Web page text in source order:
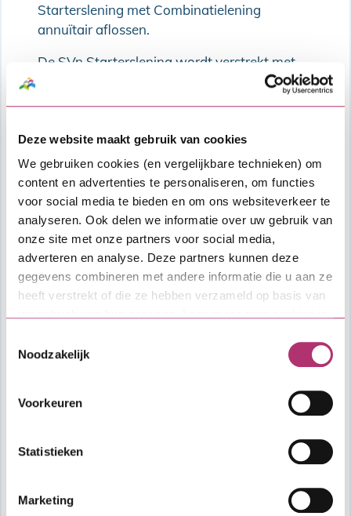
Deze website maakt gebruik van cookies
We gebruiken cookies (en vergelijkbare technieken) om
content en advertenties te personaliseren, om functies
voor social media te bieden en om ons websiteverkeer te
analyseren. Ook delen we informatie over uw gebruik van
onze site met onze partners voor social media,
adverteren en analyse. Deze partners kunnen deze
gegevens combineren met andere informatie die u aan ze
heeft verstrekt of die ze hebben verzameld op basis van
Noodzakelijk
Voorkeuren
Statistieken
Marketing
Starterslening met Combinatielening
annuïtair aflossen.
De SVn Starterslening wordt verstrekt met
Aflopende Starterslening